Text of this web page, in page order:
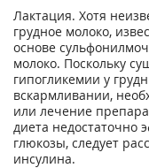
Лактация. Хотя
грудное молоко,
основе
молоко. Поскольку
гипогликемии у
вскармливании,
или лечение
диета недостаточно
глюкозы, следует
инсулина.